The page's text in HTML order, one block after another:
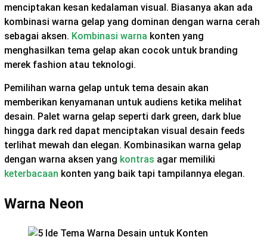
menciptakan kesan kedalaman visual. Biasanya akan ada
kombinasi warna gelap yang dominan dengan warna cerah
sebagai aksen. Kombinasi warna konten yang
menghasilkan tema gelap akan cocok untuk branding
merek fashion atau teknologi.
Pemilihan warna gelap untuk tema desain akan
memberikan kenyamanan untuk audiens ketika melihat
desain. Palet warna gelap seperti dark green, dark blue
hingga dark red dapat menciptakan visual desain feeds
terlihat mewah dan elegan. Kombinasikan warna gelap
dengan warna aksen yang kontras agar memiliki
keterbacaan konten yang baik tapi tampilannya elegan.
Warna Neon